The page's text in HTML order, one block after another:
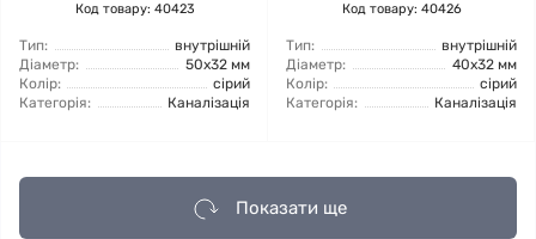
Код товару: 40423
Тип:
внутрішній
Діаметр:
50x32 мм
Колір:
сірий
Категорія:
Каналізація
Код товару: 40426
Тип:
внутрішній
Діаметр:
40x32 мм
Колір:
сірий
Категорія:
Каналізація
Показати ще